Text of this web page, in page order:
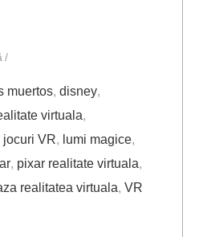
muertos, disney,
virtuala,
jocuri VR, lumi magice,
, pixar realitate virtuala,
realitatea virtuala, VR